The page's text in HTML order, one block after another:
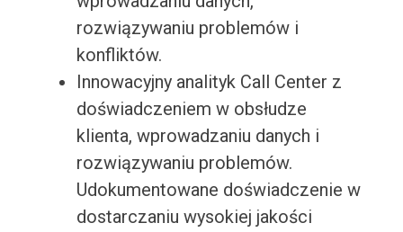
rozwiązywaniu problemów i
konfliktów.
Innowacyjny analityk Call Center z
doświadczeniem w obsłudze
klienta, wprowadzaniu danych i
rozwiązywaniu problemów.
Udokumentowane doświadczenie w
dostarczaniu wysokiej jakości